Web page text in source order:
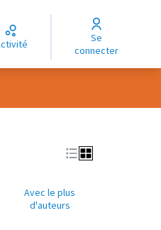
Activité
Se
connecter
Avec le plus
d'auteurs